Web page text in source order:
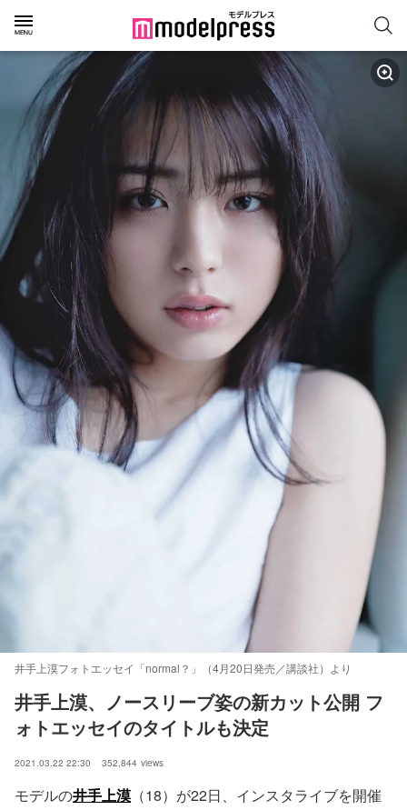
井手上漠フォトエッセイ「normal？」（4月20日発売／講談社）より
井手上漠、ノースリーブ姿の新カット公開 フ
ォトエッセイのタイトルも決定
2021.03.22 22:30 352,844 views
モデルの井手上漠 （18）が22日、インスタライブを開催